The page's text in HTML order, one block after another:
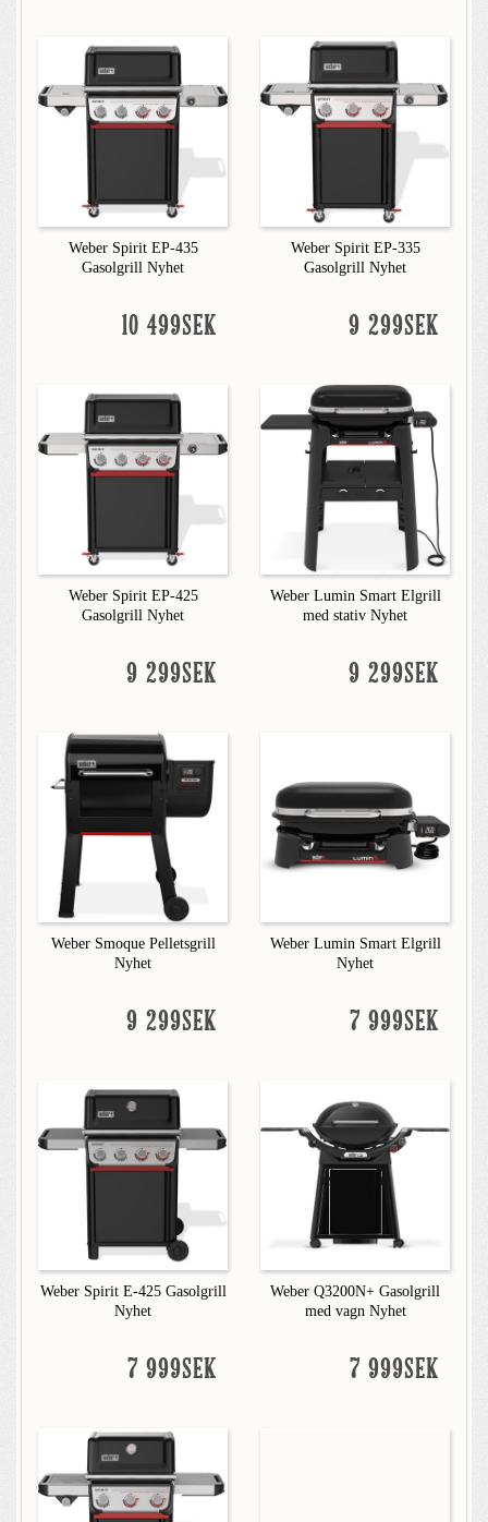
Weber Spirit EP-435
Gasolgrill Nyhet
10 499SEK
Weber Spirit EP-335
Gasolgrill Nyhet
9 299SEK
Weber Spirit EP-425
Gasolgrill Nyhet
9 299SEK
Weber Lumin Smart Elgrill
med stativ Nyhet
9 299SEK
Weber Smoque Pelletsgrill
Nyhet
9 299SEK
Weber Lumin Smart Elgrill
Nyhet
7 999SEK
Weber Spirit E-425 Gasolgrill
Nyhet
7 999SEK
Weber Q3200N+ Gasolgrill
med vagn Nyhet
7 999SEK